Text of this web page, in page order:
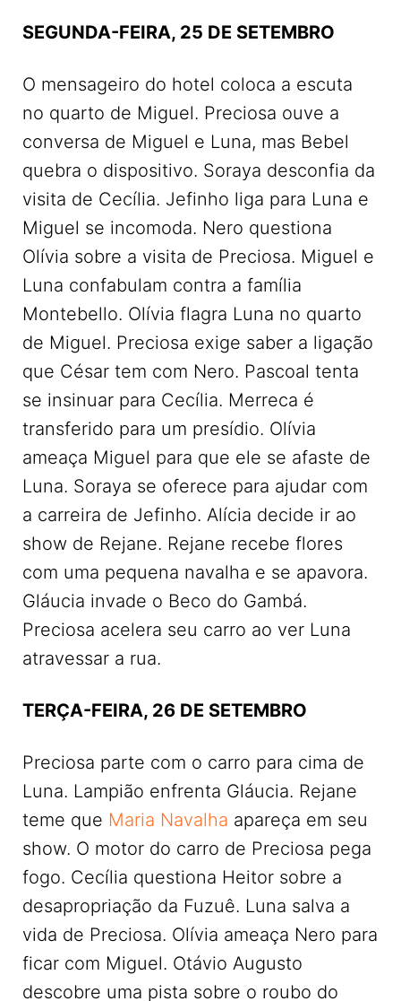
SEGUNDA-FEIRA, 25 DE SETEMBRO
O mensageiro do hotel coloca a escuta
no quarto de Miguel. Preciosa ouve a
conversa de Miguel e Luna, mas Bebel
quebra o dispositivo. Soraya desconfia da
visita de Cecília. Jefinho liga para Luna e
Miguel se incomoda. Nero questiona
Olívia sobre a visita de Preciosa. Miguel e
Luna confabulam contra a família
Montebello. Olívia flagra Luna no quarto
de Miguel. Preciosa exige saber a ligação
que César tem com Nero. Pascoal tenta
se insinuar para Cecília. Merreca é
transferido para um presídio. Olívia
ameaça Miguel para que ele se afaste de
Luna. Soraya se oferece para ajudar com
a carreira de Jefinho. Alícia decide ir ao
show de Rejane. Rejane recebe flores
com uma pequena navalha e se apavora.
Gláucia invade o Beco do Gambá.
Preciosa acelera seu carro ao ver Luna
atravessar a rua.
TERÇA-FEIRA, 26 DE SETEMBRO
Preciosa parte com o carro para cima de
Luna. Lampião enfrenta Gláucia. Rejane
teme que Maria Navalha apareça em seu
show. O motor do carro de Preciosa pega
fogo. Cecília questiona Heitor sobre a
desapropriação da Fuzuê. Luna salva a
vida de Preciosa. Olívia ameaça Nero para
ficar com Miguel. Otávio Augusto
descobre uma pista sobre o roubo do